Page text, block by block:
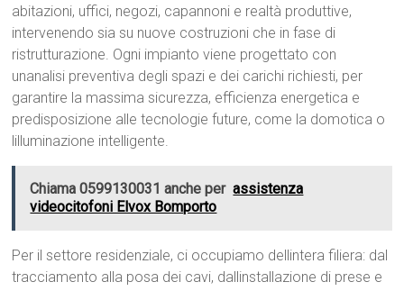
abitazioni, uffici, negozi, capannoni e realtà produttive,
intervenendo sia su nuove costruzioni che in fase di
ristrutturazione. Ogni impianto viene progettato con
unanalisi preventiva degli spazi e dei carichi richiesti, per
garantire la massima sicurezza, efficienza energetica e
predisposizione alle tecnologie future, come la domotica o
lilluminazione intelligente.
Chiama 0599130031 anche per assistenza
videocitofoni Elvox Bomporto
Per il settore residenziale, ci occupiamo dellintera filiera: dal
tracciamento alla posa dei cavi, dallinstallazione di prese e